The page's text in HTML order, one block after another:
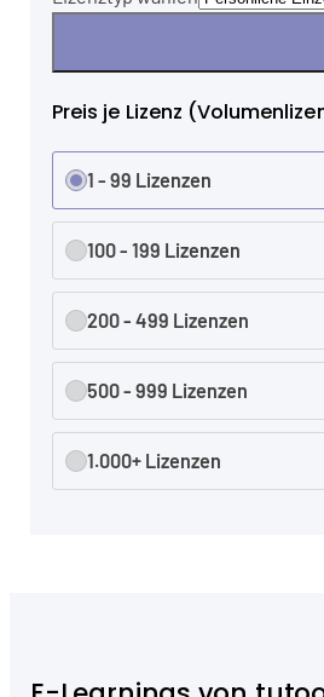
Preis je Lizenz
1 - 99 Lizenzen
100 - 199 Lizenzen
200 - 499 Lizenzen
500 - 999 Lizenzen
1.000+ Lizenzen